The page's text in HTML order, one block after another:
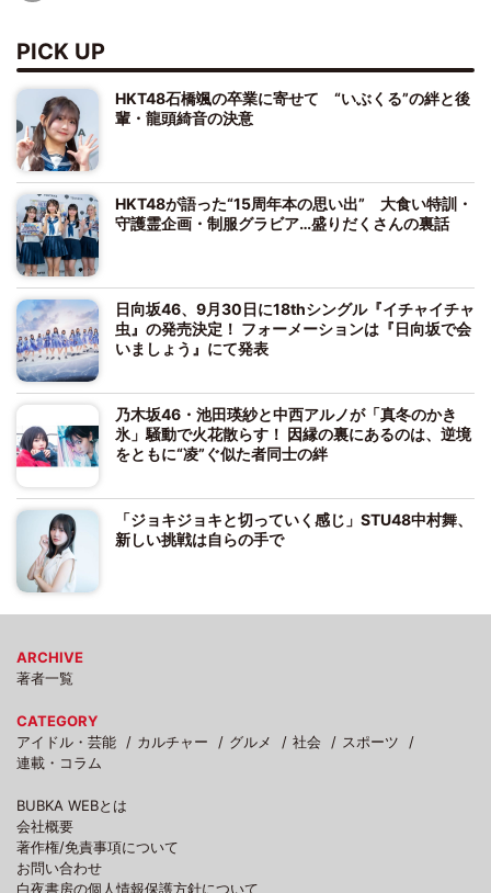
PICK UP
HKT48石橋颯の卒業に寄せて “いぶくる”の絆と後
輩・龍頭綺音の決意
HKT48が語った“15周年本の思い出” 大食い特訓・
守護霊企画・制服グラビア…盛りだくさんの裏話
日向坂46、9月30日に18thシングル『イチャイチャ
虫』の発売決定！ フォーメーションは『日向坂で会
いましょう』にて発表
乃木坂46・池田瑛紗と中西アルノが「真冬のかき
氷」騒動で火花散らす！ 因縁の裏にあるのは、逆境
をともに“凌”ぐ似た者同士の絆
「ジョキジョキと切っていく感じ」STU48中村舞、
新しい挑戦は自らの手で
ARCHIVE
著者一覧
CATEGORY
アイドル・芸能
カルチャー グルメ 社会
スポーツ
連載・コラム
BUBKA WEBとは
会社概要
著作権/免責事項について
お問い合わせ
白夜書房の個人情報保護方針について